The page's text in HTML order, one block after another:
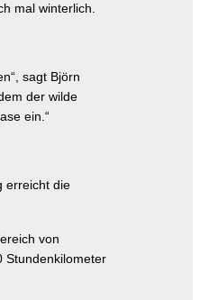
mal winterlich.
sagt Björn
der wilde
ein.“
erreicht die
von
Stundenkilometer